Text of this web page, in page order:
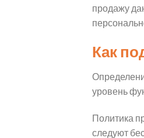
продажу
Как
уровень
Политика
следуют